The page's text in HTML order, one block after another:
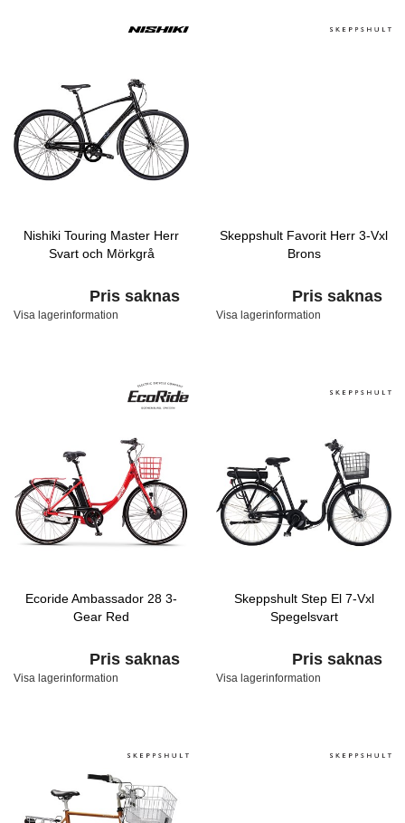
Nishiki Touring Master Herr
Svart och Mörkgrå
Pris saknas
Visa lagerinformation
Skeppshult Favorit Herr 3-Vxl
Brons
Pris saknas
Visa lagerinformation
Ecoride Ambassador 28 3-
Gear Red
Pris saknas
Visa lagerinformation
Skeppshult Step El 7-Vxl
Spegelsvart
Pris saknas
Visa lagerinformation